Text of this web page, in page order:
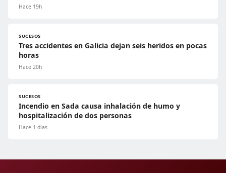
Hace 19h
SUCESOS
Tres accidentes en Galicia dejan seis heridos en pocas
horas
Hace 20h
SUCESOS
Incendio en Sada causa inhalación de humo y
hospitalización de dos personas
Hace 1 días